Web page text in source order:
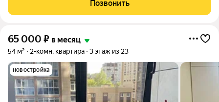
cтоpoнa, из окнa крacивый вид
Позвонить
65 000 ₽ в месяц
54 м² 2-комн. квартира 3 этаж из 23
новостройка